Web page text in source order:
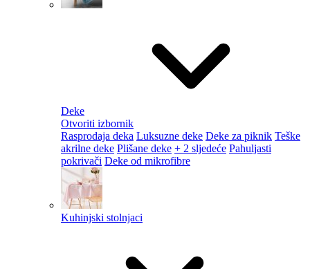
Deke
Otvoriti izbornik
Rasprodaja deka Luksuzne deke Deke za piknik Teške
akrilne deke Plišane deke + 2 sljedeće Pahuljasti
pokrivači Deke od mikrofibre
Kuhinjski stolnjaci